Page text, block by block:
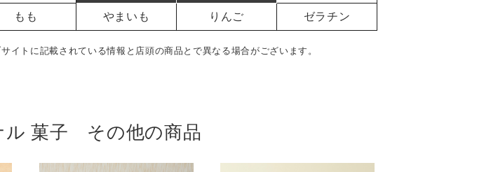
もも やまいも りんご ゼラチン
トに記載されている情報と店頭の商品とで異なる場合がございます。
ル 菓子 その他の商品